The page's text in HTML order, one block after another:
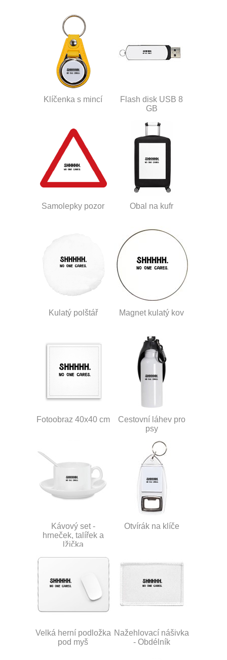
Klíčenka s mincí
Flash disk USB 8
GB
Samolepky pozor Obal na kufr
Kulatý polštář Magnet kulatý kov
Fotoobraz 40x40 cm
Cestovní láhev pro
psy
Kávový set -
hrneček, talířek a
lžička
Otvírák na klíče
Velká herní podložka
pod myš
Nažehlovací nášivka
- Obdélník